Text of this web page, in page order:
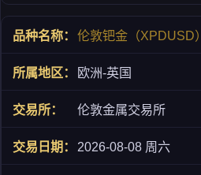
伦敦钯金（XPDUSD）
欧洲-英国
伦敦金属交易所
2026-08-08 周六